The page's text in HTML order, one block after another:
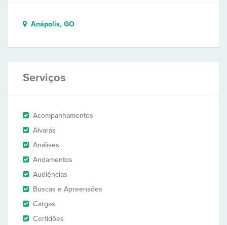
Anápolis, GO
Serviços
Acompanhamentos
Alvarás
Análises
Andamentos
Audiências
Buscas e Apreensões
Cargas
Certidões